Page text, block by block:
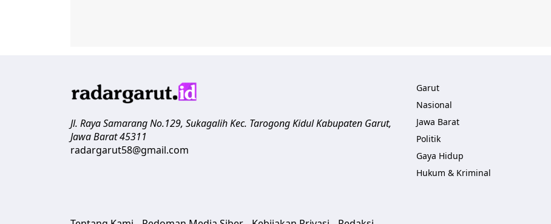
Jl. Raya Samarang No.129, SukagalihKec. Tarogong Kidul Kabupaten Garut,
Jawa Barat45311
radargarut58@gmail.com
Garut
Nasional
Jawa Barat
Politik
Gaya Hidup
Hukum & Kriminal